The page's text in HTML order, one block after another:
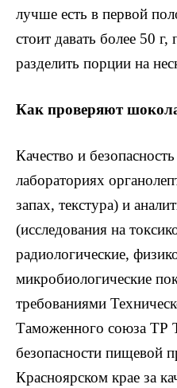
лучше есть в первой
стоит давать более 50
разделить порции на
Как проверяют
Качество и
лабораториях
запах, текстура) и
(исследования на
радиологические,
микробиологические
требованиями
Таможенного союза ТР
безопасности пищевой
Красноярском крае за